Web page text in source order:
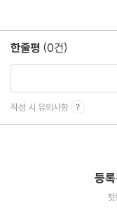
한줄평 (0건)
작성 시 유의사항
등